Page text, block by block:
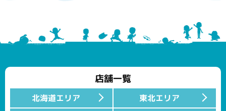
店舗一覧
北海道エリア
東北エリア